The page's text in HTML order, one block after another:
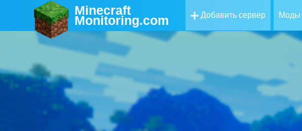
Minecraft
Monitoring.com Добавить сервер Моды